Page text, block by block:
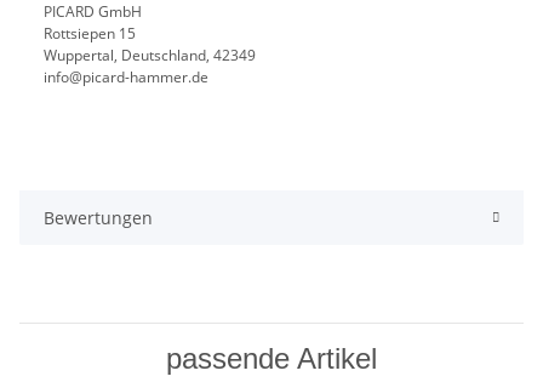
PICARD GmbH
Rottsiepen 15
Wuppertal, Deutschland, 42349
info@picard-hammer.de
Bewertungen
passende Artikel